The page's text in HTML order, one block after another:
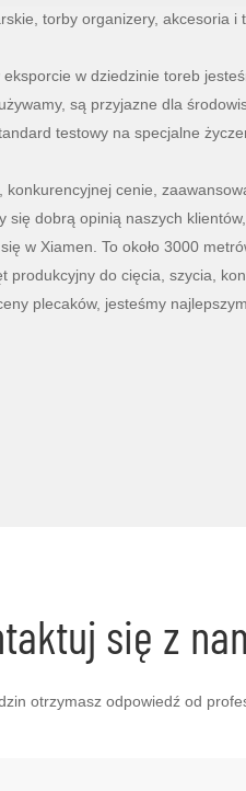
torby organizery, akcesoria i
w dziedzinie toreb
są przyjazne dla
testowy na specjalne
cenie,
się dobrą opinią naszych
w Xiamen. To około 3000
do cięcia, szycia,
plecaków, jesteśmy
się z
otrzymasz odpowiedź od